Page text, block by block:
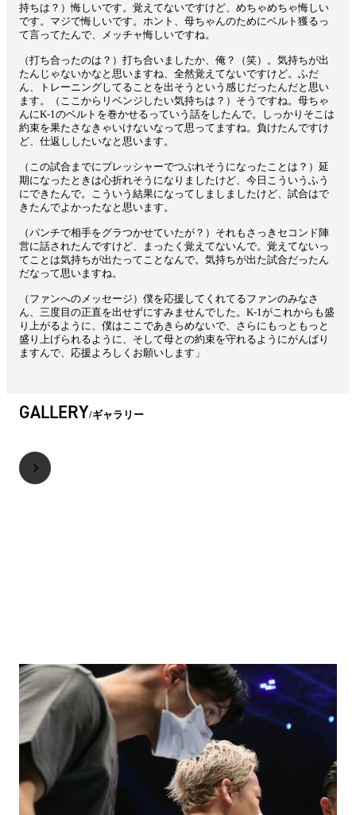
持ちは？）悔しいです。覚えてないですけど、めちゃめちゃ悔しい
です。マジで悔しいです。ホント、母ちゃんのためにベルト獲るっ
て言ってたんで、メッチャ悔しいですね。
（打ち合ったのは？）打ち合いましたか、俺？（笑）。気持ちが出
たんじゃないかなと思いますね、全然覚えてないですけど。ふだ
ん、トレーニングしてることを出そうという感じだったんだと思い
ます。（ここからリベンジしたい気持ちは？）そうですね。母ちゃ
んにK-1のベルトを巻かせるっていう話をしたんで。しっかりそこは
約束を果たさなきゃいけないなって思ってますね。負けたんですけ
ど、仕返ししたいなと思います。
（この試合までにプレッシャーでつぶれそうになったことは？）延
期になったときは心折れそうになりましたけど、今日こういうふう
にできたんで。こういう結果になってしましましたけど、試合はで
きたんでよかったなと思います。
（パンチで相手をグラつかせていたが？）それもさっきセコンド陣
営に話されたんですけど、まったく覚えてないんで。覚えてないっ
てことは気持ちが出たってことなんで。気持ちが出た試合だったん
だなって思いますね。
（ファンへのメッセージ）僕を応援してくれてるファンのみなさ
ん、三度目の正直を出せずにすみませんでした。K-1がこれからも盛
り上がるように、僕はここであきらめないで、さらにもっともっと
盛り上げられるように、そして母との約束を守れるようにがんばり
ますんで、応援よろしくお願いします」
GALLERY ギャラリー